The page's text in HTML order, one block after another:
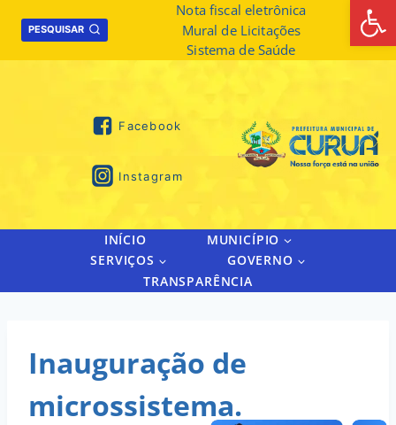
PESQUISAR
Nota fiscal eletrônica
Mural de Licitações
Sistema de Saúde
Facebook
Instagram
INÍCIO
MUNICÍPIO
SERVIÇOS
GOVERNO
TRANSPARÊNCIA
Inauguração de
microssistema.